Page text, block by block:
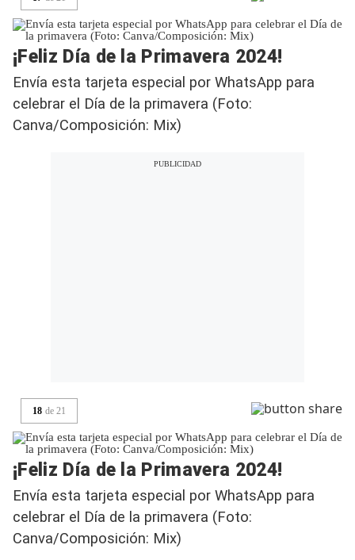
¡Feliz Día de la Primavera 2024!
Envía esta tarjeta especial por WhatsApp para
celebrar el Día de la primavera (Foto:
Canva/Composición: Mix)
18 de 21
¡Feliz Día de la Primavera 2024!
Envía esta tarjeta especial por WhatsApp para
celebrar el Día de la primavera (Foto:
Canva/Composición: Mix)